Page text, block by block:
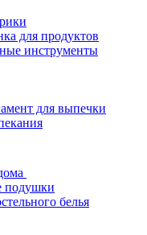
для продуктов
инструменты
для выпечки
подушки
белья